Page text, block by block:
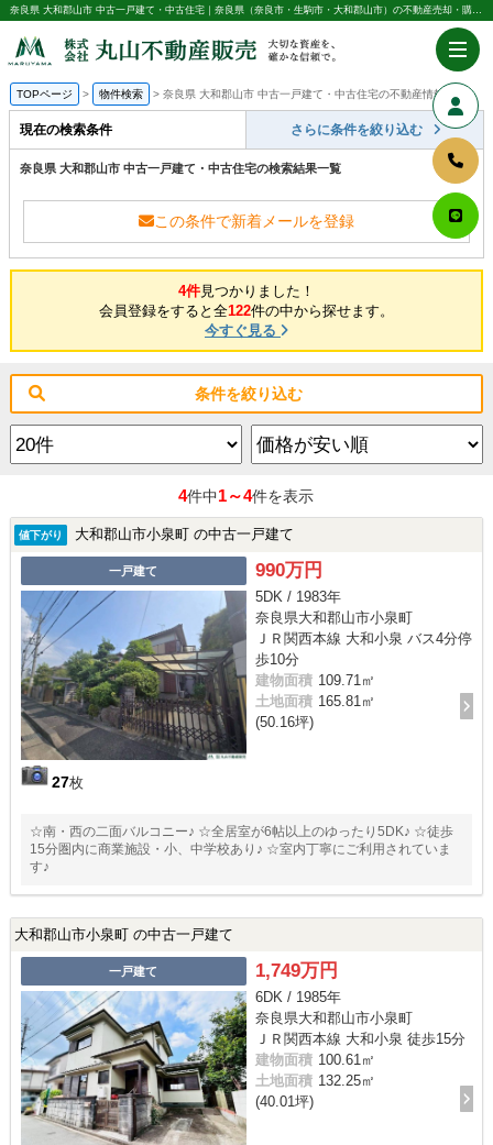
奈良県 大和郡山市 中古一戸建て・中古住宅｜奈良県（奈良市・生駒市・大和郡山市）の不動産売却・購入のことなら株式会社丸山不動産販売
TOPページ 物件検索 奈良県 大和郡山市 中古一戸建て・中古住宅の不動産情報一覧
現在の検索条件 さらに条件を絞り込む
奈良県 大和郡山市 中古一戸建て・中古住宅の検索結果一覧
この条件で新着メールを登録
4件見つかりました！
会員登録をすると全122件の中から探せます。
今すぐ見る
条件を絞り込む
4件中1～4件を表示
値下がり 大和郡山市小泉町 の中古一戸建て
一戸建て
27枚
990万円
5DK / 1983年
奈良県大和郡山市小泉町
ＪＲ関西本線 大和小泉 バス4分停
歩10分
建物面積 109.71㎡
土地面積 165.81㎡
(50.16坪)
☆南・西の二面バルコニー♪ ☆全居室が6帖以上のゆったり5DK♪ ☆徒歩
15分圏内に商業施設・小、中学校あり♪ ☆室内丁寧にご利用されていま
す♪
大和郡山市小泉町 の中古一戸建て
一戸建て 1,749万円
6DK / 1985年
奈良県大和郡山市小泉町
ＪＲ関西本線 大和小泉 徒歩15分
建物面積 100.61㎡
土地面積 132.25㎡
(40.01坪)